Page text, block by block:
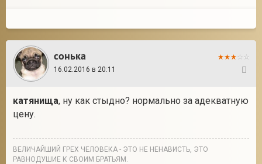
сонька
16.02.2016 в 20:11
катянища, ну как стыдно? нормально за адекватную
цену.
ВЕЛИЧАЙШИЙ ГРЕХ ЧЕЛОВЕКА - ЭТО НЕ НЕНАВИСТЬ, ЭТО
РАВНОДУШИЕ К СВОИМ БРАТЬЯМ.